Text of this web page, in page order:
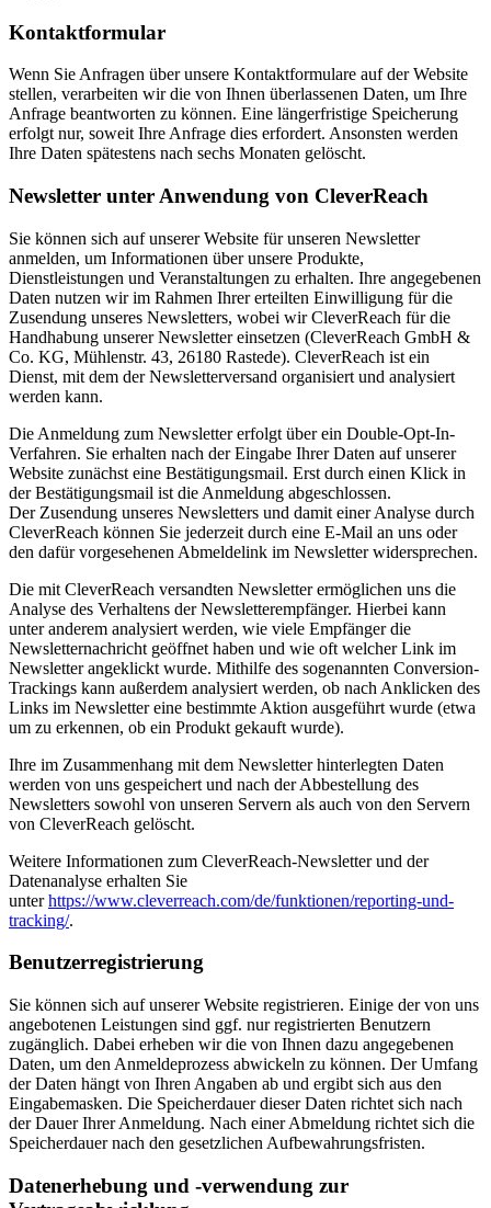
Kontaktformular
Wenn Sie Anfragen über unsere Kontaktformulare auf der Website
stellen, verarbeiten wir die von Ihnen überlassenen Daten, um Ihre
Anfrage beantworten zu können. Eine längerfristige Speicherung
erfolgt nur, soweit Ihre Anfrage dies erfordert. Ansonsten werden
Ihre Daten spätestens nach sechs Monaten gelöscht.
Newsletter unter Anwendung von CleverReach
Sie können sich auf unserer Website für unseren Newsletter
anmelden, um Informationen über unsere Produkte,
Dienstleistungen und Veranstaltungen zu erhalten. Ihre angegebenen
Daten nutzen wir im Rahmen Ihrer erteilten Einwilligung für die
Zusendung unseres Newsletters, wobei wir CleverReach für die
Handhabung unserer Newsletter einsetzen (CleverReach GmbH &
Co. KG, Mühlenstr. 43, 26180 Rastede). CleverReach ist ein
Dienst, mit dem der Newsletterversand organisiert und analysiert
werden kann.
Die Anmeldung zum Newsletter erfolgt über ein Double-Opt-In-
Verfahren. Sie erhalten nach der Eingabe Ihrer Daten auf unserer
Website zunächst eine Bestätigungsmail. Erst durch einen Klick in
der Bestätigungsmail ist die Anmeldung abgeschlossen.
Der Zusendung unseres Newsletters und damit einer Analyse durch
CleverReach können Sie jederzeit durch eine E-Mail an uns oder
den dafür vorgesehenen Abmeldelink im Newsletter widersprechen.
Die mit CleverReach versandten Newsletter ermöglichen uns die
Analyse des Verhaltens der Newsletterempfänger. Hierbei kann
unter anderem analysiert werden, wie viele Empfänger die
Newsletternachricht geöffnet haben und wie oft welcher Link im
Newsletter angeklickt wurde. Mithilfe des sogenannten Conversion-
Trackings kann außerdem analysiert werden, ob nach Anklicken des
Links im Newsletter eine bestimmte Aktion ausgeführt wurde (etwa
um zu erkennen, ob ein Produkt gekauft wurde).
Ihre im Zusammenhang mit dem Newsletter hinterlegten Daten
werden von uns gespeichert und nach der Abbestellung des
Newsletters sowohl von unseren Servern als auch von den Servern
von CleverReach gelöscht.
Weitere Informationen zum CleverReach-Newsletter und der
Datenanalyse erhalten Sie
unterhttps://www.cleverreach.com/de/funktionen/reporting-und-
tracking/.
Benutzerregistrierung
Sie können sich auf unserer Website registrieren. Einige der von uns
angebotenen Leistungen sind ggf. nur registrierten Benutzern
zugänglich. Dabei erheben wir die von Ihnen dazu angegebenen
Daten, um den Anmeldeprozess abwickeln zu können. Der Umfang
der Daten hängt von Ihren Angaben ab und ergibt sich aus den
Eingabemasken. Die Speicherdauer dieser Daten richtet sich nach
der Dauer Ihrer Anmeldung. Nach einer Abmeldung richtet sich die
Speicherdauer nach den gesetzlichen Aufbewahrungsfristen.
Datenerhebung und -verwendung zur